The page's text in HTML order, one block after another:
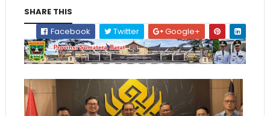
SHARE THIS
Facebook
Twitter Google+